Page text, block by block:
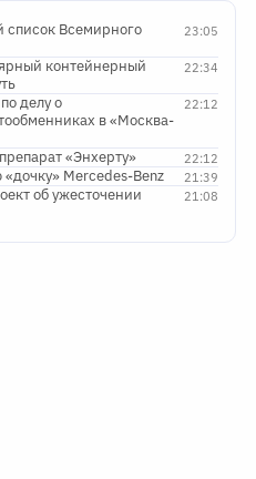
23:05
список Всемирного
22:34
контейнерный
22:12
делу о
в «Москва-
22:12
«Энхерту»
21:39
Mercedes-Benz
21:08
об ужесточении